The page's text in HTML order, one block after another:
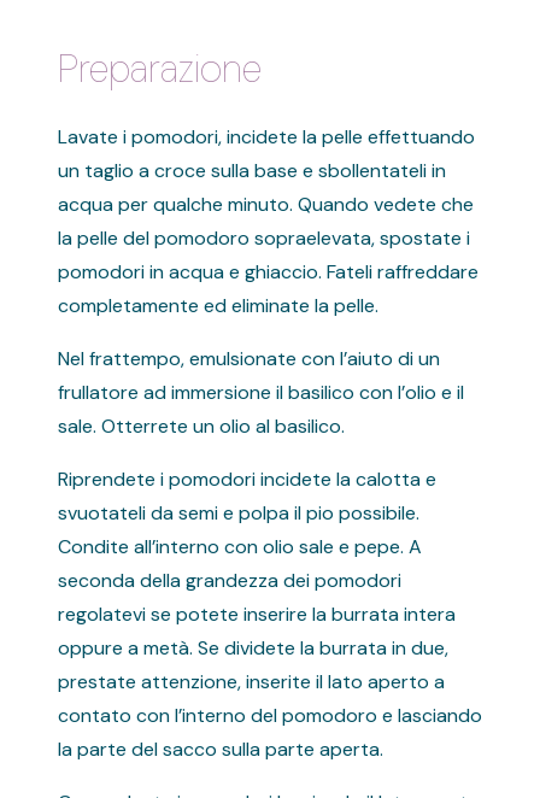
Preparazione
Lavate i pomodori, incidete la pelle effettuando
un taglio a croce sulla base e sbollentateli in
acqua per qualche minuto. Quando vedete che
la pelle del pomodoro sopraelevata, spostate i
pomodori in acqua e ghiaccio. Fateli raffreddare
completamente ed eliminate la pelle.
Nel frattempo, emulsionate con l’aiuto di un
frullatore ad immersione il basilico con l’olio e il
sale. Otterrete un olio al basilico.
Riprendete i pomodori incidete la calotta e
svuotateli da semi e polpa il pio possibile.
Condite all’interno con olio sale e pepe. A
seconda della grandezza dei pomodori
regolatevi se potete inserire la burrata intera
oppure a metà. Se dividete la burrata in due,
prestate attenzione, inserite il lato aperto a
contato con l’interno del pomodoro e lasciando
la parte del sacco sulla parte aperta.